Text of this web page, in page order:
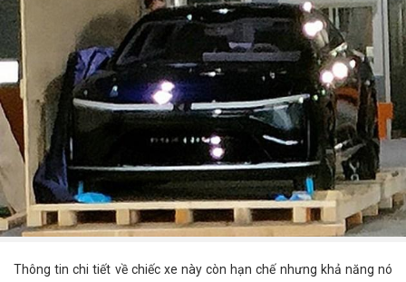
Thông tin chi tiết về chiếc xe này còn hạn chế nhưng khả năng nó